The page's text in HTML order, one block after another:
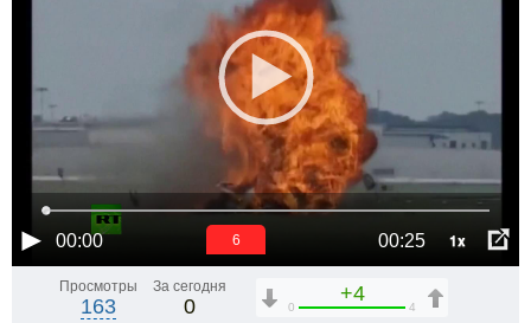
00:00 00:25 1x
6
Просмотры
163
За сегодня
0
+4
0 4